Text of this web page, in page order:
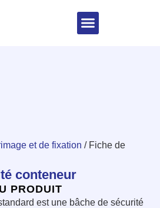
et de fixation / Fiche de
conteneur
PRODUIT
est une bâche de sécurité